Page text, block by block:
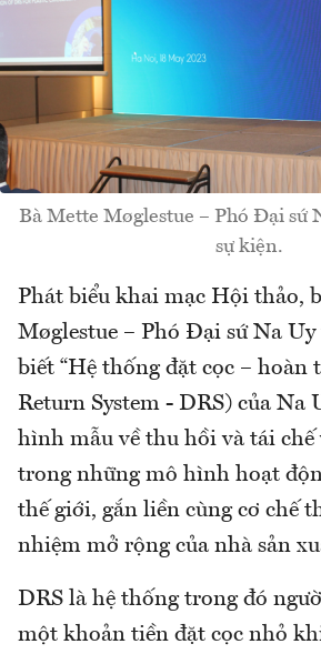
Bà Mette Møglestue – Phó Đại sứ
sự kiện.
Phát biểu khai mạc Hội thảo,
Møglestue – Phó Đại sứ Na
biết “Hệ thống đặt cọc – hoàn
Return System - DRS) của Na
hình mẫu về thu hồi và tái
trong những mô hình hoạt
thế giới, gắn liền cùng cơ chế
nhiệm mở rộng của nhà sản
DRS là hệ thống trong đó
một khoản tiền đặt cọc nhỏ